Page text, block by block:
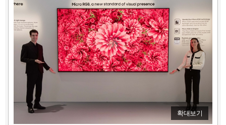
확대보기